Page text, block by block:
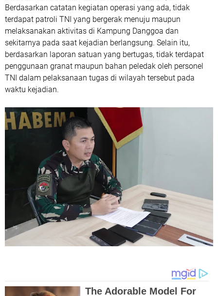
Berdasarkan catatan kegiatan operasi yang ada, tidak
terdapat patroli TNI yang bergerak menuju maupun
melaksanakan aktivitas di Kampung Danggoa dan
sekitarnya pada saat kejadian berlangsung. Selain itu,
berdasarkan laporan satuan yang bertugas, tidak terdapat
penggunaan granat maupun bahan peledak oleh personel
TNI dalam pelaksanaan tugas di wilayah tersebut pada
waktu kejadian.